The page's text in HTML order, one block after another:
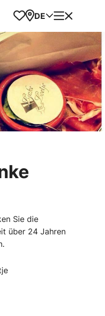
Favoriten
Karte
DE Menü
Sie die
über 24 Jahren